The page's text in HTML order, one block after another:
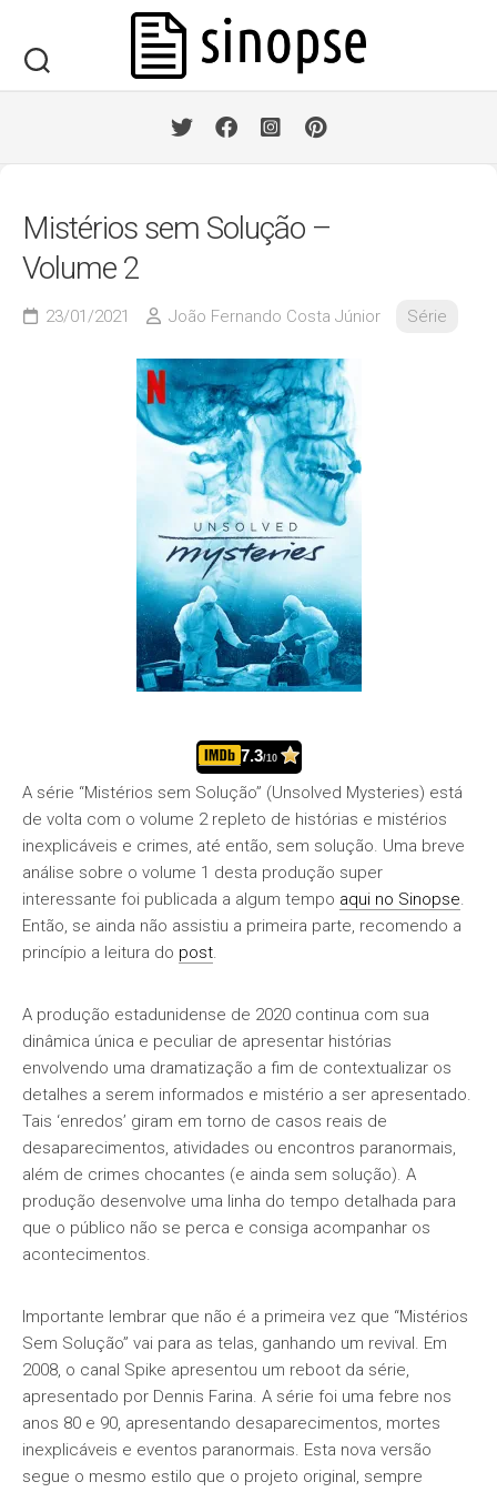
content
Mistérios sem Solução –
Volume 2
23/01/2021 João Fernando Costa Júnior Série
7.3/10
A série “Mistérios sem Solução” (Unsolved Mysteries) está
de volta com o volume 2 repleto de histórias e mistérios
inexplicáveis e crimes, até então, sem solução. Uma breve
análise sobre o volume 1 desta produção super
interessante foi publicada a algum tempo aqui no Sinopse.
Então, se ainda não assistiu a primeira parte, recomendo a
princípio a leitura do post.
A produção estadunidense de 2020 continua com sua
dinâmica única e peculiar de apresentar histórias
envolvendo uma dramatização a fim de contextualizar os
detalhes a serem informados e mistério a ser apresentado.
Tais ‘enredos’ giram em torno de casos reais de
desaparecimentos, atividades ou encontros paranormais,
além de crimes chocantes (e ainda sem solução). A
produção desenvolve uma linha do tempo detalhada para
que o público não se perca e consiga acompanhar os
acontecimentos.
Importante lembrar que não é a primeira vez que “Mistérios
Sem Solução” vai para as telas, ganhando um revival. Em
2008, o canal Spike apresentou um reboot da série,
apresentado por Dennis Farina. A série foi uma febre nos
anos 80 e 90, apresentando desaparecimentos, mortes
inexplicáveis e eventos paranormais. Esta nova versão
segue o mesmo estilo que o projeto original, sempre